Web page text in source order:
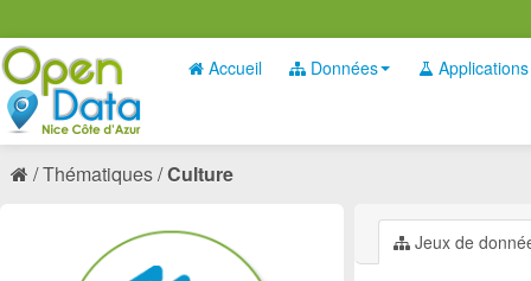
Accueil Données Applications
Thématiques Culture
Jeux de